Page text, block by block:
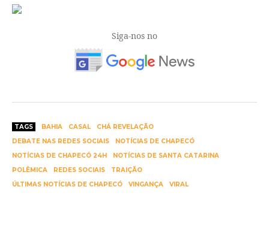
Siga-nos no
TAGS BAHIA CASAL
CHÁ REVELAÇÃO
DEBATE NAS REDES SOCIAIS
NOTÍCIAS DE CHAPECÓ
NOTÍCIAS DE CHAPECÓ 24H
NOTÍCIAS DE SANTA CATARINA
POLÊMICA
REDES SOCIAIS
TRAIÇÃO
ÚLTIMAS NOTÍCIAS DE CHAPECÓ
VINGANÇA VIRAL